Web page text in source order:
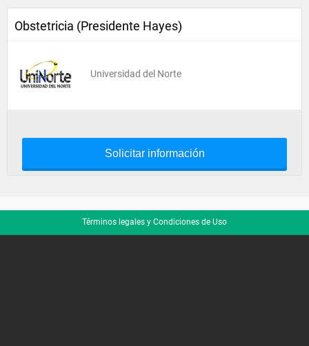
Obstetricia (Presidente Hayes)
Universidad del Norte
Solicitar información
Términos legales y Condiciones de Uso